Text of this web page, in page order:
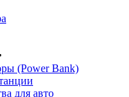
(Power Bank)
для авто